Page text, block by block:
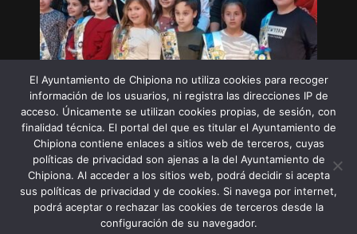
Síguenos en Instagram
El Ayuntamiento de Chipiona no utiliza cookies para recoger
información de los usuarios, ni registra las direcciones IP de
acceso. Únicamente se utilizan cookies propias, de sesión, con
finalidad técnica. El portal del que es titular el Ayuntamiento de
Chipiona contiene enlaces a sitios web de terceros, cuyas
políticas de privacidad son ajenas a la del Ayuntamiento de
Chipiona. Al acceder a los sitios web, podrá decidir si acepta
sus políticas de privacidad y de cookies. Si navega por internet,
podrá aceptar o rechazar las cookies de terceros desde la
configuración de su navegador.